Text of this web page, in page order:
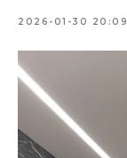
2026-01-30 20:09